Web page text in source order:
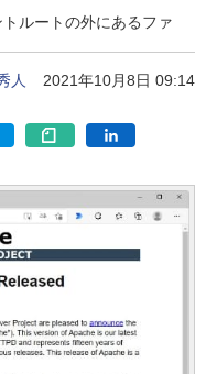
ルートの外にあるファ
人 2021年10月8日 09:14